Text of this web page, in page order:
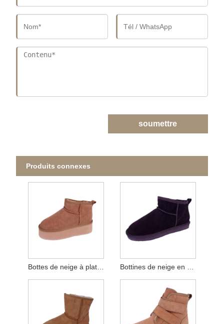
soumettre
Produits connexes
Bottes de neige à plateforme en daim véritable pour femmes Bottines de neige en cuir suédé de vache pour femmes